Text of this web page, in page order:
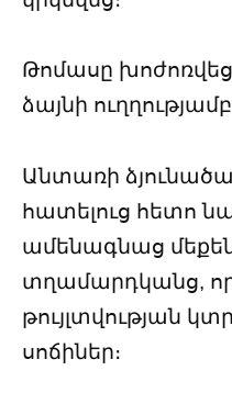
Թոմասը
ձայնի
Անտառի
հատելուց հետո
ամենագնաց
տղամարդկանց,
թույլտվության
սոճիներ։